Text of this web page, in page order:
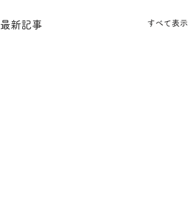
最新記事 すべて表示